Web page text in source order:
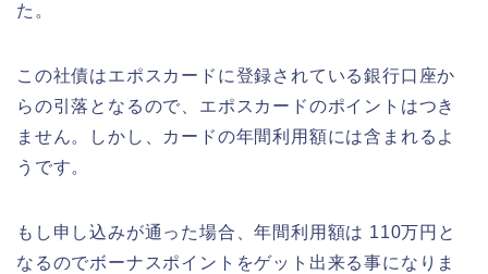
た。
この社債はエポスカードに登録されている銀行口座か
らの引落となるので、エポスカードのポイントはつき
ません。しかし、カードの年間利用額には含まれるよ
うです。
もし申し込みが通った場合、年間利用額は 110万円と
なるのでボーナスポイントをゲット出来る事になりま